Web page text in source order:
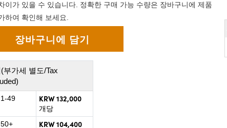
이가 있을 수 있습니다. 정확한 구매 가능 수량은 장바구니에 제품
하여 확인해 보세요.
부가세 별도/Tax
49 KRW 132,000
개당
KRW 104,400